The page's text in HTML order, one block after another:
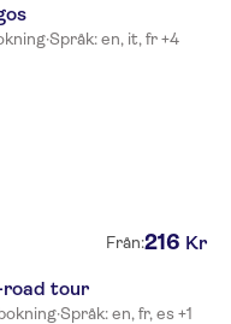
·Språk: en, it, fr +4
Från:216 Kr
road tour
·Språk: en, fr, es +1